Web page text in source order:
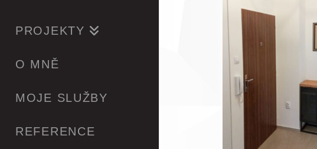
PROJEKTY
O MNĚ
MOJE SLUŽBY
REFERENCE